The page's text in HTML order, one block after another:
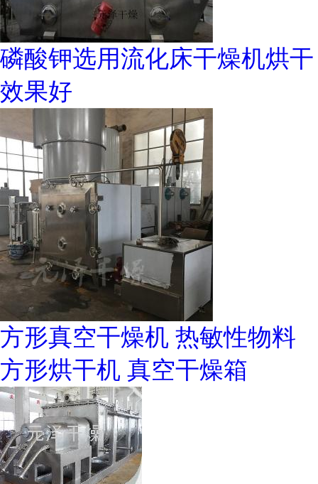
磷酸钾选用流化床干燥机烘干
效果好
方形真空干燥机 热敏性物料
方形烘干机 真空干燥箱